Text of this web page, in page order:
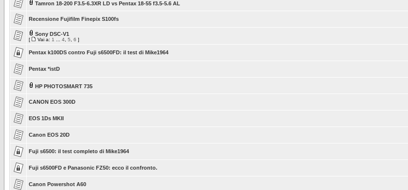
Tamron 18-200 F3.5-6.3XR LD vs Pentax 18-55 f3.5-5.6 AL
Recensione Fujifilm Finepix S100fs
Sony DSC-V1
[ Vai a: 1 4 5 6 ]
Pentax k100DS contro Fuji s6500FD: il test di Mike1964
Pentax *istD
HP PHOTOSMART 735
CANON EOS 300D
EOS 1Ds MKII
Canon EOS 20D
Fuji s6500: il test completo di Mike1964
Fuji s6500FD e Panasonic FZ50: ecco il confronto.
Canon Powershot A60